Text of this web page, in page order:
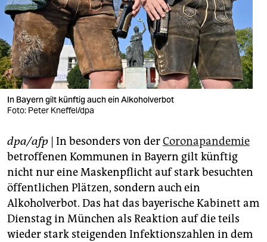
berlin
nord
wahrheit
verlag
verlag
veranstaltungen
shop
fragen & hilfe
unterstützen
abo
In Bayern gilt künftig auch ein Alkoholverbot
Foto: Peter Kneffel/dpa
dpa/afp | In besonders von derCoronapandemie
betroffenen Kommunen in Bayern gilt künftig
nicht nur eine Maskenpflicht auf stark besuchten
öffentlichen Plätzen, sondern auch ein
Alkoholverbot. Das hat das bayerische Kabinett am
Dienstag in München als Reaktion auf die teils
wieder stark steigenden Infektionszahlen in dem